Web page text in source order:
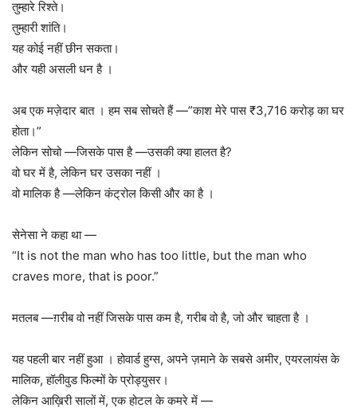
तुम्हारे रिश्ते।
तुम्हारी शांति।
यह कोई नहीं छीन सकता।
और यही असली धन है ।
अब एक मज़ेदार बात । हम सब सोचते हैं —”काश मेरे पास ₹3,716 करोड़ का घर
होता।”
लेकिन सोचो —जिसके पास है —उसकी क्या हालत है?
वो घर में है, लेकिन घर उसका नहीं ।
वो मालिक है —लेकिन कंट्रोल किसी और का है ।
सेनेसा ने कहा था —
“It is not the man who has too little, but the man who
craves more, that is poor.”
मतलब —ग़रीब वो नहीं जिसके पास कम है, गरीब वो है, जो और चाहता है ।
यह पहली बार नहीं हुआ । होवार्ड हुग्स, अपने ज़माने के सबसे अमीर, एयरलायंस के
मालिक, हॉलीवुड फिल्मों के प्रोड्युसर।
लेकिन आख़िरी सालों में, एक होटल के कमरे में —